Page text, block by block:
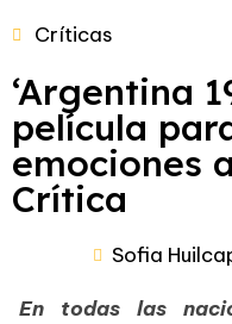
Críticas
‘Argentina
película
emociones
Crítica
Sofia
En todas las